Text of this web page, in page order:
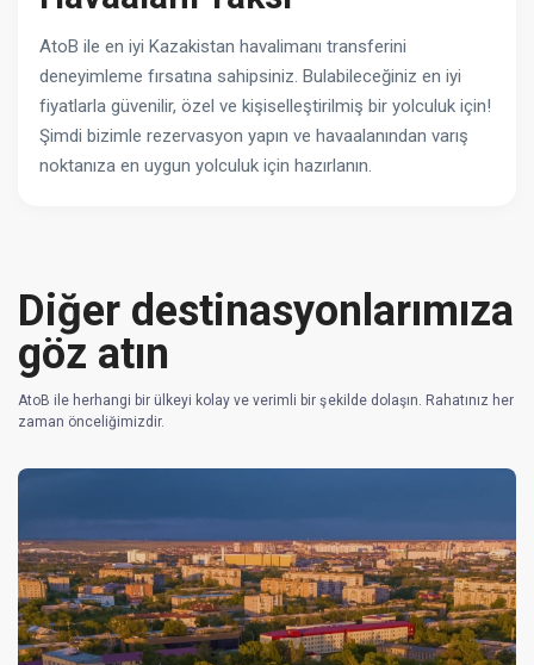
AtoB ile en iyi Kazakistan havalimanı transferini
deneyimleme fırsatına sahipsiniz. Bulabileceğiniz en iyi
fiyatlarla güvenilir, özel ve kişiselleştirilmiş bir yolculuk için!
Şimdi bizimle rezervasyon yapın ve havaalanından varış
noktanıza en uygun yolculuk için hazırlanın.
Diğer destinasyonlarımıza
göz atın
AtoB ile herhangi bir ülkeyi kolay ve verimli bir şekilde dolaşın. Rahatınız her
zaman önceliğimizdir.